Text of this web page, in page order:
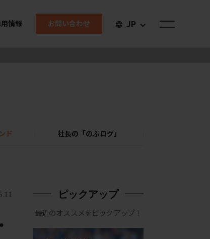
情報 お問い合わせ JP
ド 社長の「のぶログ」
ピックアップ
最近のオススメをピックアップ！